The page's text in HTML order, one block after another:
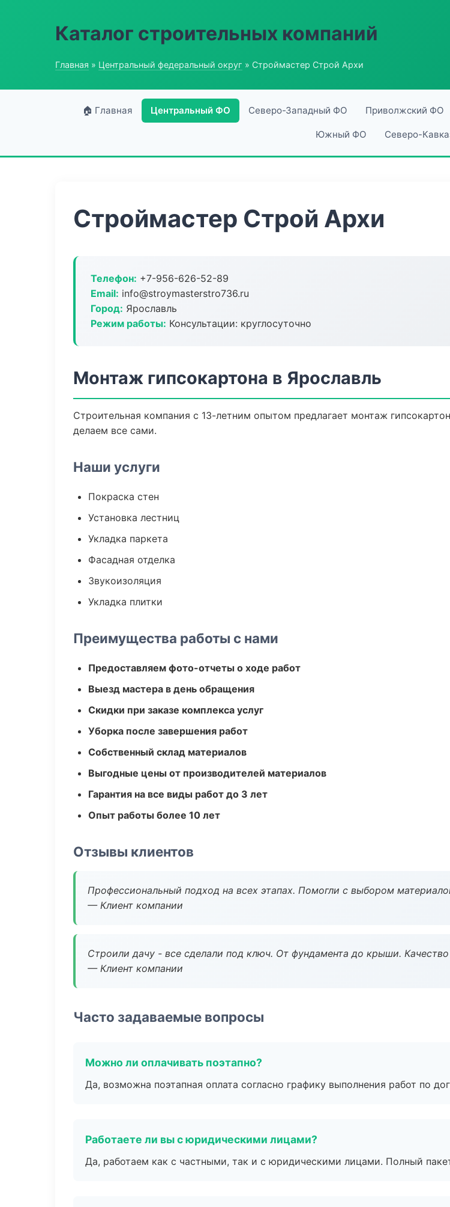
Каталог строительных компаний
Главная » Центральный федеральный округ » Строймастер Строй Архи
🏠 Главная Центральный ФО Северо-Западный ФО Приволжский ФО
Южный ФО Северо-
Строймастер Строй Архи
Телефон: +7-956-626-52-89
Email: info@stroymasterstro736.ru
Город: Ярославль
Режим работы: Консультации: круглосуточно
Монтаж гипсокартона в Ярославль
Строительная компания с 13-летним опытом предлагает монтаж
делаем все сами.
Наши услуги
Покраска стен
Установка лестниц
Укладка паркета
Фасадная отделка
Звукоизоляция
Укладка плитки
Преимущества работы с нами
Предоставляем фото-отчеты о ходе работ
Выезд мастера в день обращения
Скидки при заказе комплекса услуг
Уборка после завершения работ
Собственный склад материалов
Выгодные цены от производителей материалов
Гарантия на все виды работ до 3 лет
Опыт работы более 10 лет
Отзывы клиентов
Профессиональный подход на всех этапах. Помогли с выбором
— Клиент компании
Строили дачу - все сделали под ключ. От фундамента до крыши.
— Клиент компании
Часто задаваемые вопросы
Можно ли оплачивать поэтапно?
Да, возможна поэтапная оплата согласно графику выполнения работ по
Работаете ли вы с юридическими лицами?
Да, работаем как с частными, так и с юридическими лицами. Полный